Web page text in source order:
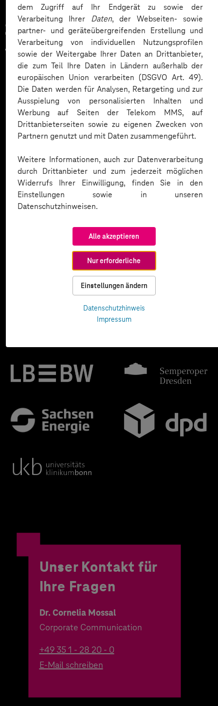
dem Zugriff auf Ihr Endgerät zu sowie der
Verarbeitung Ihrer Daten, der Webseiten- sowie
partner- und geräteübergreifenden Erstellung und
Verarbeitung von individuellen Nutzungsprofilen
sowie der Weitergabe Ihrer Daten an Drittanbieter,
die zum Teil Ihre Daten in Ländern außerhalb der
europäischen Union verarbeiten (DSGVO Art. 49).
Die Daten werden für Analysen, Retargeting und zur
Ausspielung von personalisierten Inhalten und
Werbung auf Seiten der Telekom MMS, auf
Drittanbieterseiten sowie zu eigenen Zwecken von
Partnern genutzt und mit Daten zusammengeführt.
Weitere Informationen, auch zur Datenverarbeitung
durch Drittanbieter und zum jederzeit möglichen
Widerrufs Ihrer Einwilligung, finden Sie in den
Einstellungen sowie in unseren
Datenschutzhinweisen.
Alle akzeptieren
Nur erforderliche
Einstellungen ändern
Datenschutzhinweis
Impressum
Zahlreiche Unternehmen
vertrauen auf unsere
Expertise. Hier eine Auswahl:
Unser Kontakt für
Ihre Fragen
Dr. Cornelia Mossal
Corporate Communication
+49 35 1 - 28 20 - 0
E-Mail schreiben